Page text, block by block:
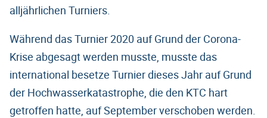
alljährlichen Turniers.
Während das Turnier 2020 auf Grund der Corona-
Krise abgesagt werden musste, musste das
international besetze Turnier dieses Jahr auf Grund
der Hochwasserkatastrophe, die den KTC hart
getroffen hatte, auf September verschoben werden.